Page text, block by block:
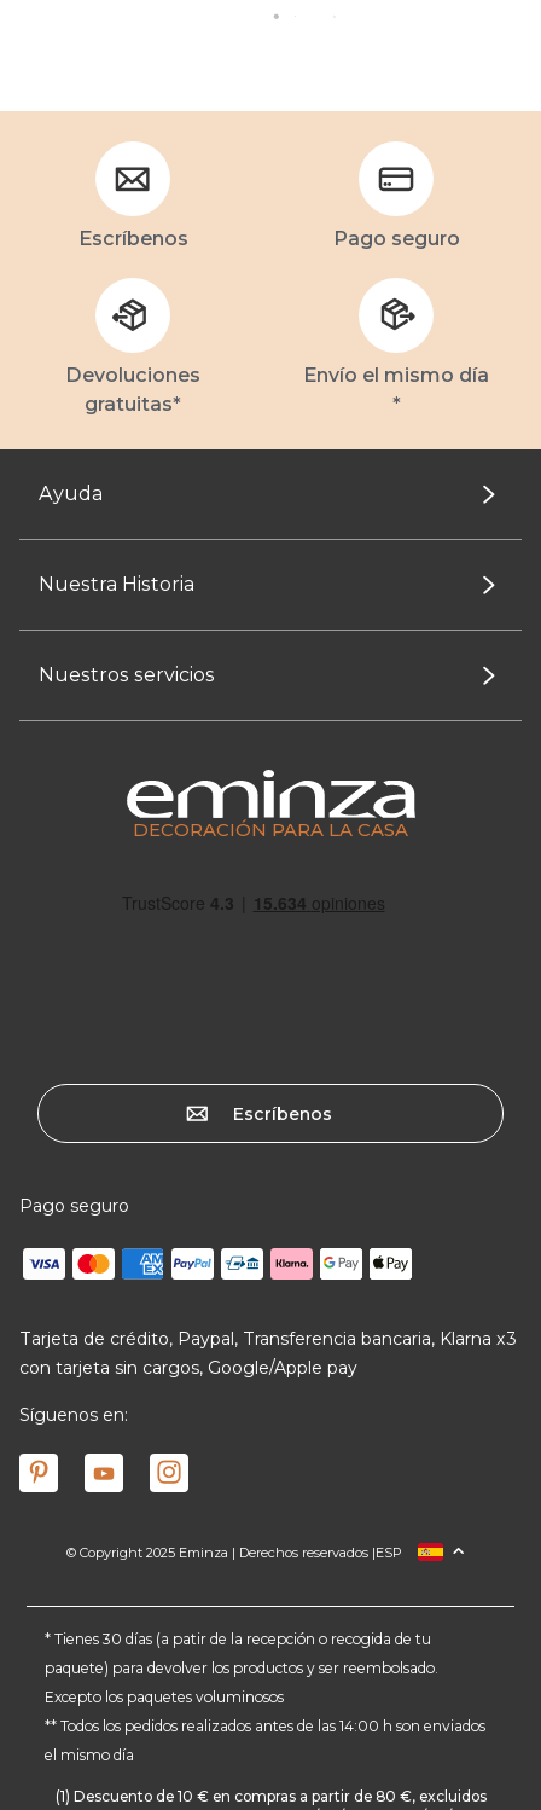
Escríbenos Pago seguro
Devoluciones
gratuitas*
Envío el mismo día
*
Ayuda
Nuestra Historia
Nuestros servicios
DECORACIÓN PARA LA CASA
Escríbenos
Pago seguro
Tarjeta de crédito, Paypal, Transferencia bancaria, Klarna x3
con tarjeta sin cargos, Google/Apple pay
Síguenos en:
© Copyright 2025 Eminza | Derechos reservados |
FRANCIA
ALEMANIA
PAÍSES BAJOS
ESP
* Tienes 30 días (a patir de la recepción o recogida de tu
paquete) para devolver los productos y ser reembolsado.
Excepto los paquetes voluminosos
** Todos los pedidos realizados antes de las 14:00 h son enviados
el mismo día
(1) Descuento de 10 € en compras a partir de 80 €, excluidos